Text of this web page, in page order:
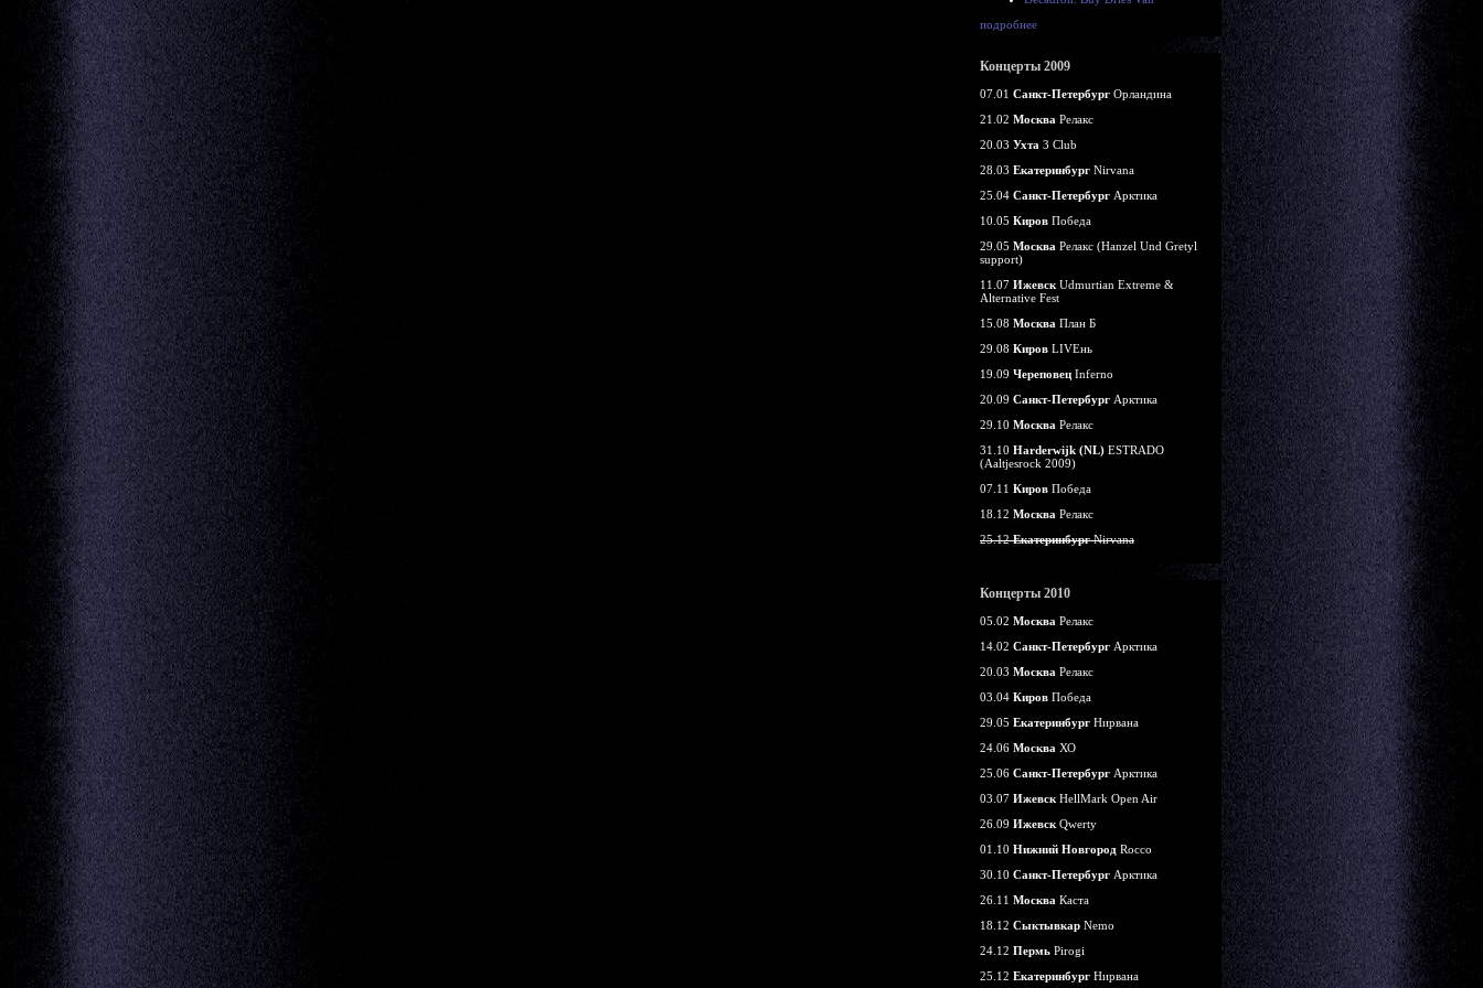
подробнее
Концерты 2009
07.01 Санкт-Петербург Орландина
21.02 Москва Релакс
20.03 Ухта 3 Club
28.03 Екатеринбург Nirvana
25.04 Санкт-Петербург Арктика
10.05 Киров Победа
29.05 Москва Релакс (Hanzel Und Gretyl
support)
11.07 Ижевск Udmurtian Extreme &
Alternative Fest
15.08 Москва План Б
29.08 Киров LIVEнь
19.09 Череповец Inferno
20.09 Санкт-Петербург Арктика
29.10 Москва Релакс
31.10 Harderwijk (NL) ESTRADO
(Aaltjesrock 2009)
07.11 Киров Победа
18.12 Москва Релакс
25.12ЕкатеринбургNirvana
Концерты 2010
05.02 Москва Релакс
14.02 Санкт-Петербург Арктика
20.03 Москва Релакс
03.04 Киров Победа
29.05 Екатеринбург Нирвана
24.06 Москва ХО
25.06 Санкт-Петербург Арктика
03.07 Ижевск HellMark Open Air
26.09 Ижевск Qwerty
01.10 Нижний Новгород Rocco
30.10 Санкт-Петербург Арктика
26.11 Москва Каста
18.12 Сыктывкар Nemo
24.12 Пермь Pirogi
25.12 Екатеринбург Нирвана